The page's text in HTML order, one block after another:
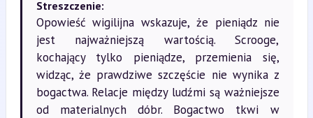
Streszczenie:
Opowieść wigilijna wskazuje, że pieniądz nie
jest najważniejszą wartością. Scrooge,
kochający tylko pieniądze, przemienia się,
widząc, że prawdziwe szczęście nie wynika z
bogactwa. Relacje między ludźmi są ważniejsze
od materialnych dóbr. Bogactwo tkwi w